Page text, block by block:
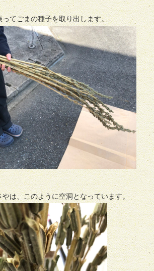
ってごまの種子を取り出します。
やは、このように空洞となっています。